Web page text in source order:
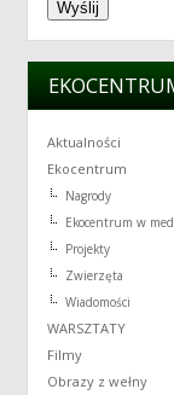
Aktualności
Ekocentrum
Nagrody
Ekocentrum w
Projekty
Zwierzęta
Wiadomości
WARSZTATY
Filmy
Obrazy z wełny